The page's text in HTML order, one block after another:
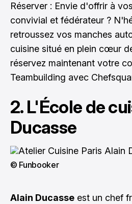
Réserver : Envie d'offrir à
convivial et fédérateur ?
retroussez vos manches
cuisine situé en plein cœur
réservez maintenant votre
Teambuilding avec
2. L'École de
Ducasse
© Funbooker
Alain Ducasse est un chef